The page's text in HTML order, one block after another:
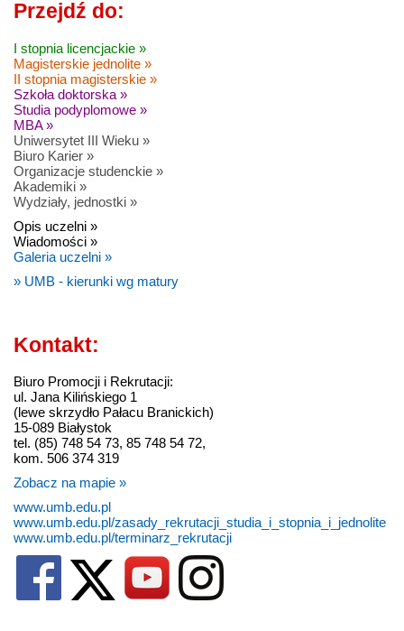
Przejdź do:
I stopnia licencjackie »
Magisterskie jednolite »
II stopnia magisterskie »
Szkoła doktorska »
Studia podyplomowe »
MBA »
Uniwersytet III Wieku »
Biuro Karier »
Organizacje studenckie »
Akademiki »
Wydziały, jednostki »
Opis uczelni »
Wiadomości »
Galeria uczelni »
» UMB - kierunki wg matury
Kontakt:
Biuro Promocji i Rekrutacji:
ul. Jana Kilińskiego 1
(lewe skrzydło Pałacu Branickich)
15-089 Białystok
tel. (85) 748 54 73, 85 748 54 72,
kom. 506 374 319
Zobacz na mapie »
www.umb.edu.pl
www.umb.edu.pl/zasady_rekrutacji_studia_i_stopnia_i_jednolite
www.umb.edu.pl/terminarz_rekrutacji